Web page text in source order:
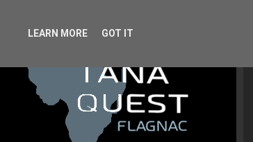
LEARN MORE GOT IT